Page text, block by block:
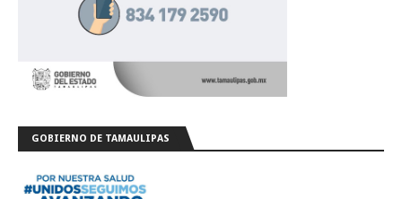
GOBIERNO DE TAMAULIPAS